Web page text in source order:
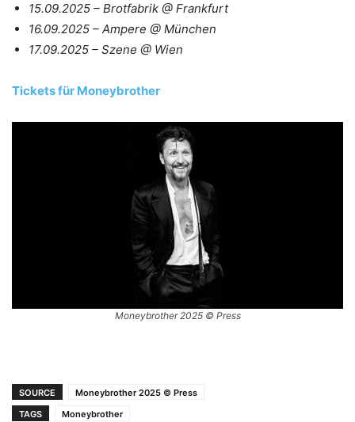
15.09.2025 – Brotfabrik @ Frankfurt
16.09.2025 – Ampere @ München
17.09.2025 – Szene @ Wien
Tickets für Moneybrother
Moneybrother 2025 © Press
SOURCE
Moneybrother 2025 © Press
TAGS
Moneybrother